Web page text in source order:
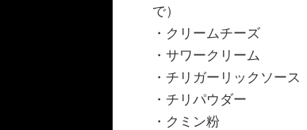
で）
・クリームチーズ
・サワークリー
・チリガーリックソ
・チリパウダ
・クミン粉